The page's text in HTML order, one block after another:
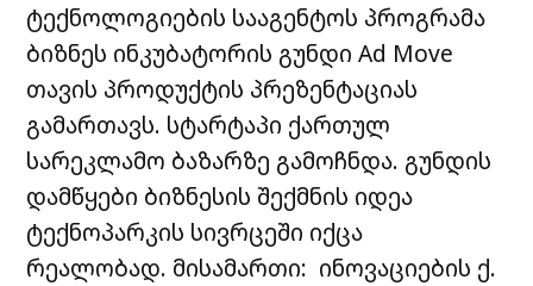
ტექნოლოგიების სააგენტოს პროგრამა
ბიზნეს ინკუბატორის გუნდი Ad Move
თავის პროდუქტის პრეზენტაციას
გამართავს. სტარტაპი ქართულ
სარეკლამო ბაზარზე გამოჩნდა. გუნდის
დამწყები ბიზნესის შექმნის იდეა
ტექნოპარკის სივრცეში იქცა
რეალობად. მისამართი: ინოვაციების ქ.